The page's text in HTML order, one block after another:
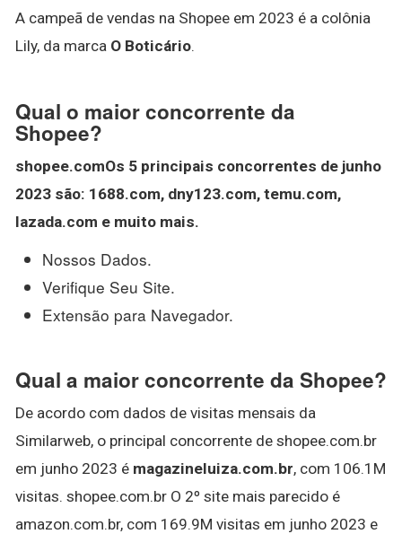
A campeã de vendas na Shopee em 2023 é a colônia
Lily, da marca O Boticário.
Qual o maior concorrente da
Shopee?
shopee.comOs 5 principais concorrentes de junho
2023 são: 1688.com, dny123.com, temu.com,
lazada.com e muito mais.
Nossos Dados.
Verifique Seu Site.
Extensão para Navegador.
Qual a maior concorrente da Shopee?
De acordo com dados de visitas mensais da
Similarweb, o principal concorrente de shopee.com.br
em junho 2023 é magazineluiza.com.br, com 106.1M
visitas. shopee.com.br O 2º site mais parecido é
amazon.com.br, com 169.9M visitas em junho 2023 e